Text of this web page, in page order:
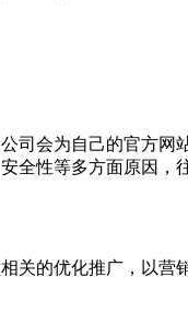
司会为自己的官方
全性等多方面原因
关的优化推广，以